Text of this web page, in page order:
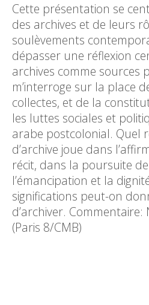
Cette présentation se
des archives et de leurs
soulèvements
dépasser une réflexion
archives comme sources
m’interroge sur la place
collectes, et de la
les luttes sociales et
arabe postcolonial. Quel
d’archive joue dans
récit, dans la poursuite
l’émancipation et la
significations peut-on
d’archiver. Commentaire:
(Paris 8/CMB)